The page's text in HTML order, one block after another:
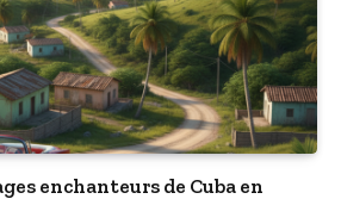
enchanteurs de Cuba en